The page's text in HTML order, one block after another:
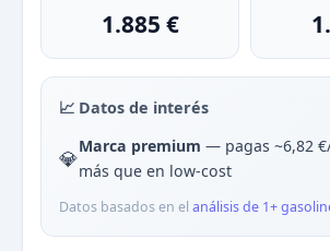
1.885 €
📈 Datos de interés
💎Marca premium — pagas ~6,82
más que en low-cost
Datos basados en el análisis de 1+